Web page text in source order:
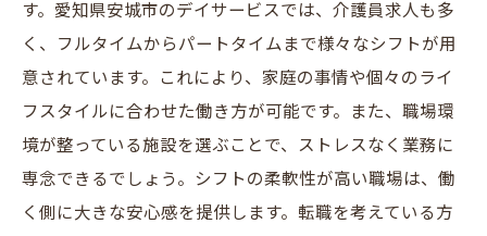
す。愛知県安城市のデイサービスでは、介護員求人も多
く、フルタイムからパートタイムまで様々なシフトが用
意されています。これにより、家庭の事情や個々のライ
フスタイルに合わせた働き方が可能です。また、職場環
境が整っている施設を選ぶことで、ストレスなく業務に
専念できるでしょう。シフトの柔軟性が高い職場は、働
く側に大きな安心感を提供します。転職を考えている方